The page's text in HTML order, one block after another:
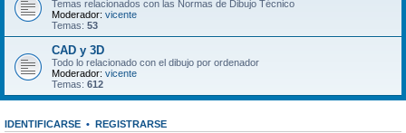
Temas relacionados con las Normas de Dibujo Técnico
Moderador: vicente
Temas: 53
CAD y 3D
Todo lo relacionado con el dibujo por ordenador
Moderador: vicente
Temas: 612
IDENTIFICARSE • REGISTRARSE